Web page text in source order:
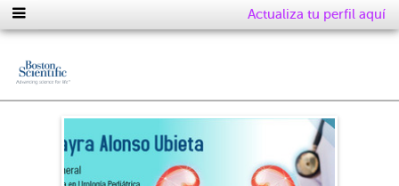
Actualiza tu perfil aquí